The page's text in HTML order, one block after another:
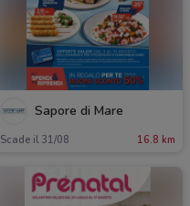
Sapore di Mare
Scade il 31/08 16.8 km